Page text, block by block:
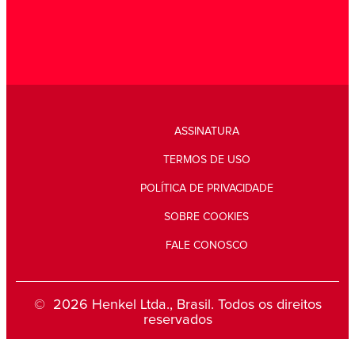
ASSINATURA
TERMOS DE USO
POLÍTICA DE PRIVACIDADE
SOBRE COOKIES
FALE CONOSCO
© 2026 Henkel Ltda., Brasil. Todos os direitos
reservados